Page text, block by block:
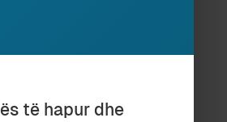
i një fjalori
të hapur dhe